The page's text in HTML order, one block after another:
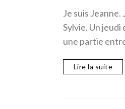
Je suis
Sylvie. Un jeudi
une partie
Lire la suite